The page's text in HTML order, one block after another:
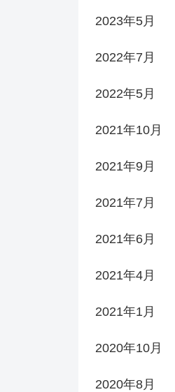
2023年5月
2022年7月
2022年5月
2021年10月
2021年9月
2021年7月
2021年6月
2021年4月
2021年1月
2020年10月
2020年8月